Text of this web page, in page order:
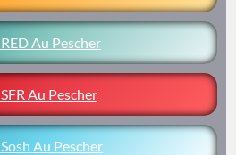
Au Pescher
Au Pescher
Au Pescher